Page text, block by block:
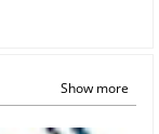
Show more